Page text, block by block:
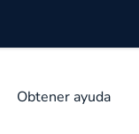
Obtener ayuda